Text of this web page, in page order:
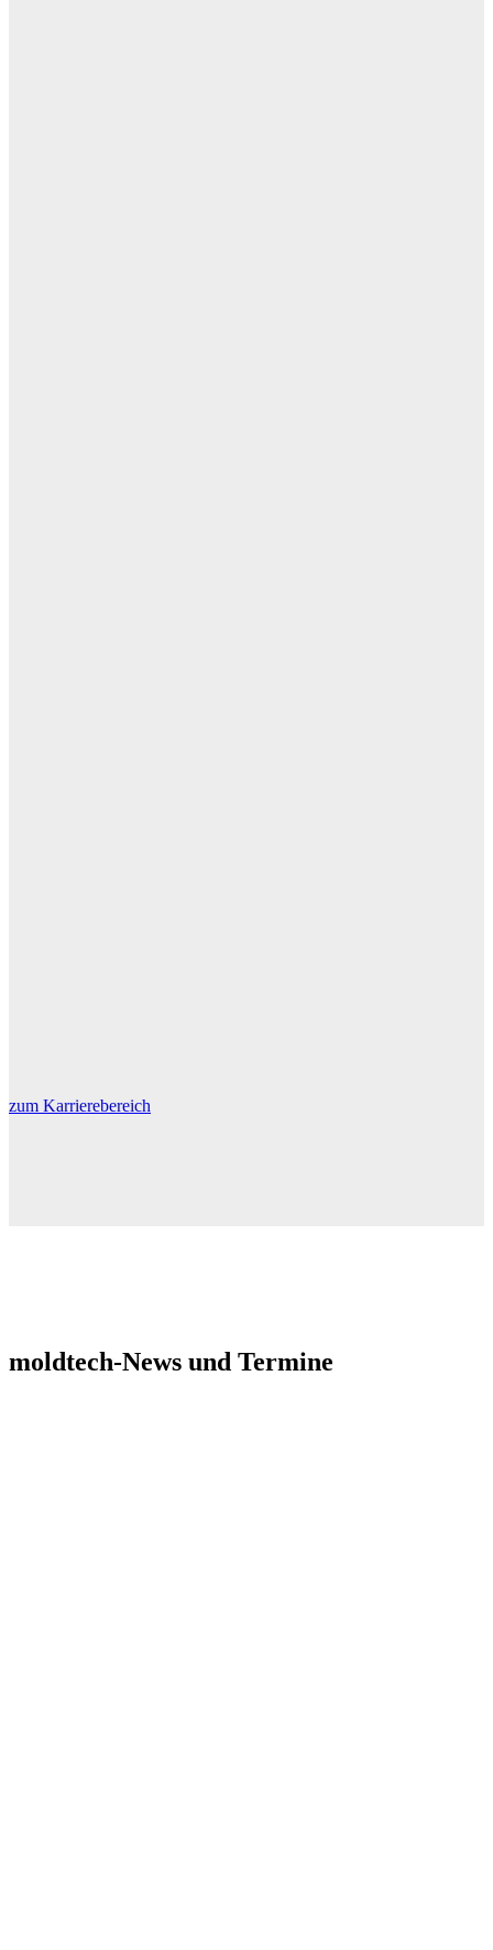
zum Karrierebereich
moldtech-News und Termine